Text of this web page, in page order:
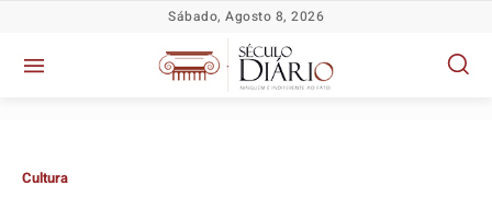
Sábado, Agosto 8, 2026
Cultura